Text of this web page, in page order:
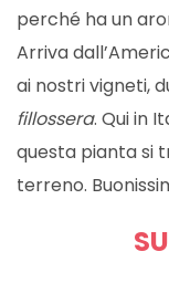
perché ha un
Arriva
ai nostri vigneti,
fillossera. Qui in
questa pianta si
terreno.